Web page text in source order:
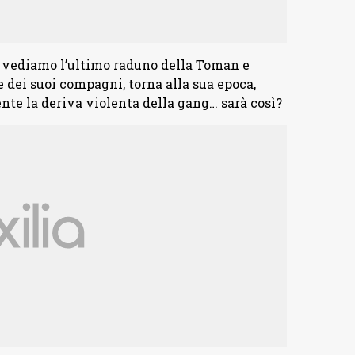
vediamo l’ultimo raduno della Toman e
suoi compagni, torna alla sua epoca,
la deriva violenta della gang… sarà così?